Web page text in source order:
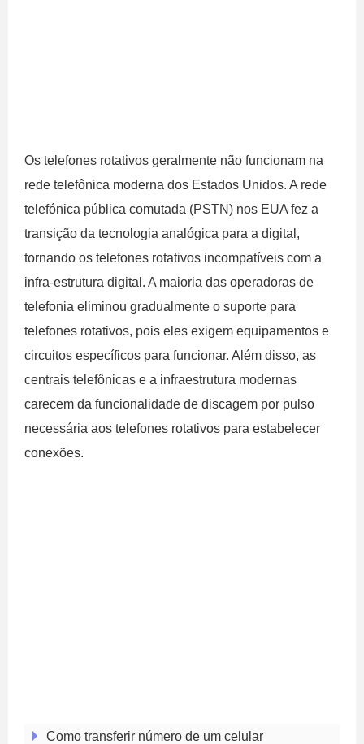
Os telefones rotativos geralmente não funcionam na
rede telefônica moderna dos Estados Unidos. A rede
telefónica pública comutada (PSTN) nos EUA fez a
transição da tecnologia analógica para a digital,
tornando os telefones rotativos incompatíveis com a
infra-estrutura digital. A maioria das operadoras de
telefonia eliminou gradualmente o suporte para
telefones rotativos, pois eles exigem equipamentos e
circuitos específicos para funcionar. Além disso, as
centrais telefônicas e a infraestrutura modernas
carecem da funcionalidade de discagem por pulso
necessária aos telefones rotativos para estabelecer
conexões.
Como transferir número de um celular